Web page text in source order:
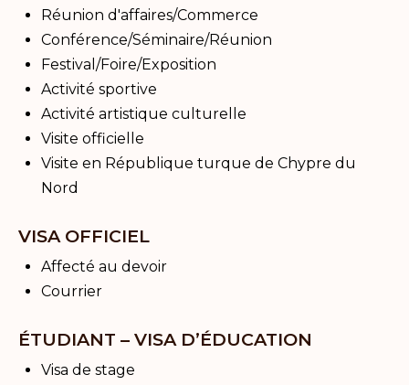
Réunion d'affaires/Commerce
Conférence/Séminaire/Réunion
Festival/Foire/Exposition
Activité sportive
Activité artistique culturelle
Visite officielle
Visite en République turque de Chypre du
Nord
VISA OFFICIEL
Affecté au devoir
Courrier
ÉTUDIANT – VISA D’ÉDUCATION
Visa de stage